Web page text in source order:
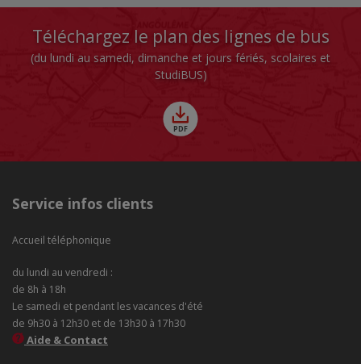
Téléchargez le plan des lignes de bus
(du lundi au samedi, dimanche et jours fériés, scolaires et
StudiBUS)
Service infos clients
Accueil téléphonique
du lundi au vendredi :
de 8h à 18h
Le samedi et pendant les vacances d'été
de 9h30 à 12h30 et de 13h30 à 17h30
Aide & Contact